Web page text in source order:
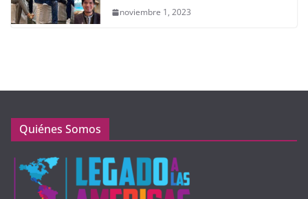
noviembre 1, 2023
Quiénes Somos